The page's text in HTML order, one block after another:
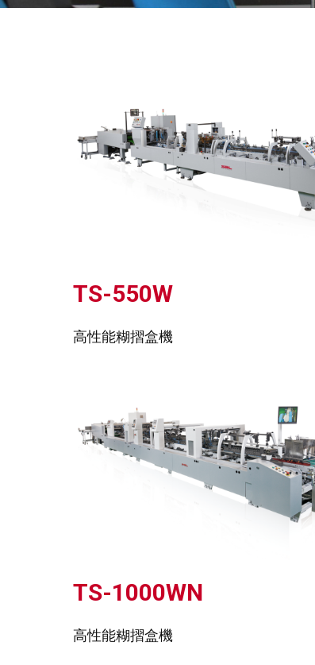
TS-550W
高性能糊摺盒機
TS-1000WN
高性能糊摺盒機